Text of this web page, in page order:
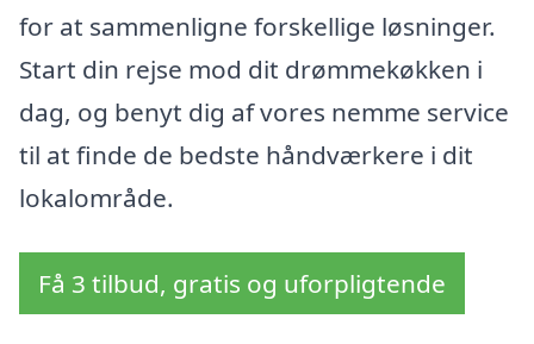
for at sammenligne forskellige løsninger.
Start din rejse mod dit drømmekøkken i
dag, og benyt dig af vores nemme service
til at finde de bedste håndværkere i dit
lokalområde.
Få 3 tilbud, gratis og uforpligtende